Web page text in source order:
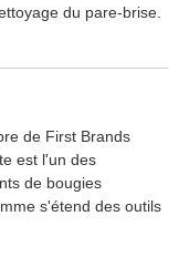
du pare-brise.
de First Brands
est l'un des
de bougies
s'étend des outils